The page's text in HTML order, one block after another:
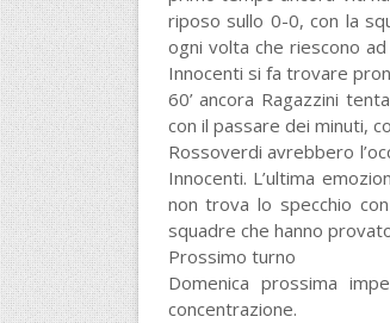
riposo sullo 0-0, con la
ogni volta che riescono
Innocenti si fa trovare
60’ ancora Ragazzini
con il passare dei minuti,
Rossoverdi avrebbero
Innocenti. L’ultima
non trova lo specchio
squadre che hanno
Prossimo turno
Domenica prossima
concentrazione.